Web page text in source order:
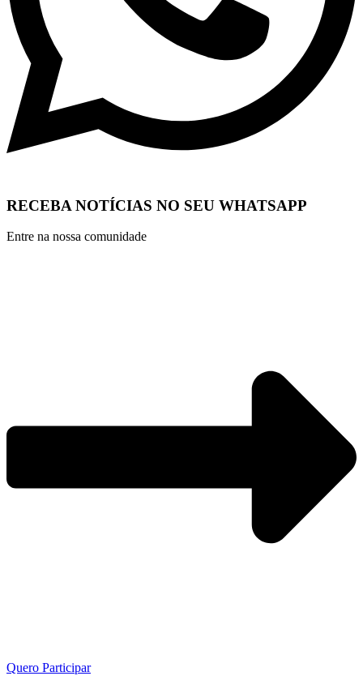
RECEBA NOTÍCIAS NO SEU WHATSAPP
Entre na nossa comunidade
Quero Participar